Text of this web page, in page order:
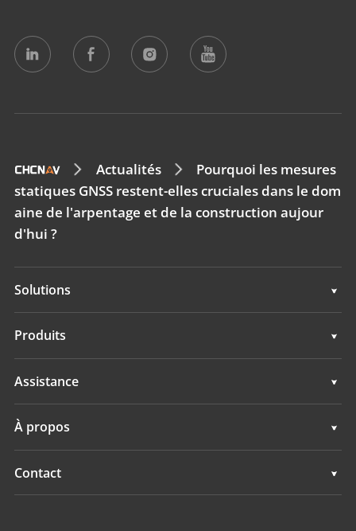
Actualités
Pourquoi les mesures
statiques GNSS restent-elles cruciales dans le dom
aine de l'arpentage et de la construction aujour
d'hui ?
Solutions
Topographie & ingénierie
Hydrographie
Produits
Topographie & ingénierie
Hydrographie
Assistance
À propos
Présentation
Contact